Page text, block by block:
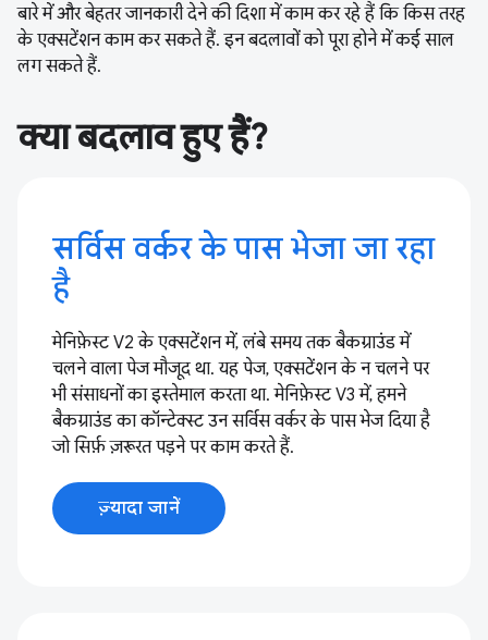
बारे में और बेहतर जानकारी देने की दिशा में काम कर रहे हैं कि किस तरह
के एक्सटेंशन काम कर सकते हैं. इन बदलावों को पूरा होने में कई साल
लग सकते हैं.
क्या बदलाव हुए हैं?
सर्विस वर्कर के पास भेजा जा रहा
है
मेनिफ़ेस्ट V2 के एक्सटेंशन में, लंबे समय तक बैकग्राउंड में
चलने वाला पेज मौजूद था. यह पेज, एक्सटेंशन के न चलने पर
भी संसाधनों का इस्तेमाल करता था. मेनिफ़ेस्ट V3 में, हमने
बैकग्राउंड का कॉन्टेक्स्ट उन सर्विस वर्कर के पास भेज दिया है
जो सिर्फ़ ज़रूरत पड़ने पर काम करते हैं.
ज़्यादा जानें